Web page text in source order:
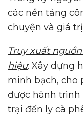
các nền tảng
chuyện và giá
Truy xuất
hiệu: Xây dựng
minh bạch, cho
được hành trình
trại đến ly cà